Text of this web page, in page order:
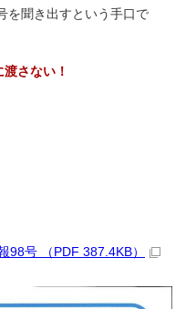
を聞き出すという手口で
さない！
98号 （PDF 387.4KB）